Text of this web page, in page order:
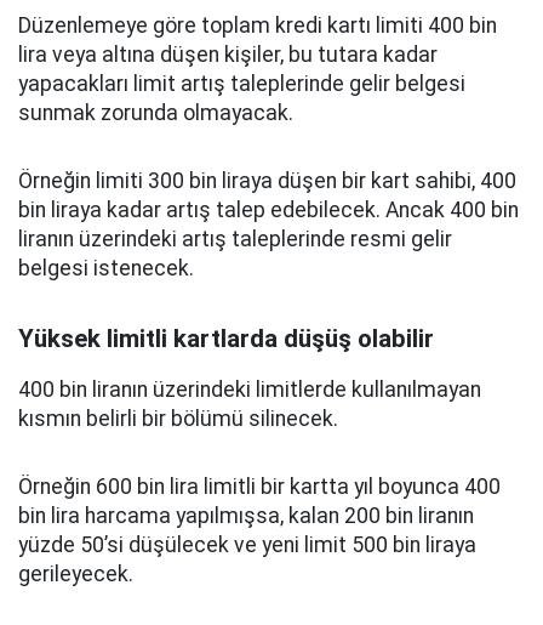
Düzenlemeye göre toplam kredi kartı limiti 400 bin
lira veya altına düşen kişiler, bu tutara kadar
yapacakları limit artış taleplerinde gelir belgesi
sunmak zorunda olmayacak.
Örneğin limiti 300 bin liraya düşen bir kart sahibi, 400
bin liraya kadar artış talep edebilecek. Ancak 400 bin
liranın üzerindeki artış taleplerinde resmi gelir
belgesi istenecek.
Yüksek limitli kartlarda düşüş olabilir
400 bin liranın üzerindeki limitlerde kullanılmayan
kısmın belirli bir bölümü silinecek.
Örneğin 600 bin lira limitli bir kartta yıl boyunca 400
bin lira harcama yapılmışsa, kalan 200 bin liranın
yüzde 50’si düşülecek ve yeni limit 500 bin liraya
gerileyecek.